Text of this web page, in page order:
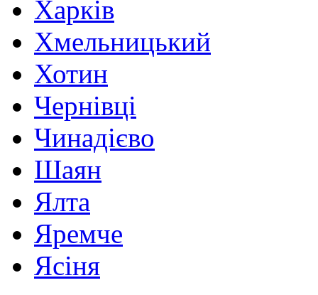
Харків
Хмельницький
Хотин
Чернівці
Чинадієво
Шаян
Ялта
Яремче
Ясіня